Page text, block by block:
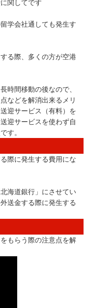
関してです
学会社通しても発生す
る際、多くの方が空港
時間移動の後なので、
などを解消出来るメリ
迎サービス（有料）を
迎サービスを使わず自
す。
際に発生する費用にな
海道銀行」にさせてい
送金する際に発生する
もらう際の注意点を解